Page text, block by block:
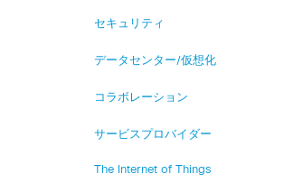
セキュリティ
データセンター/仮想化
コラボレーション
サービスプロバイダー
The Internet of Things